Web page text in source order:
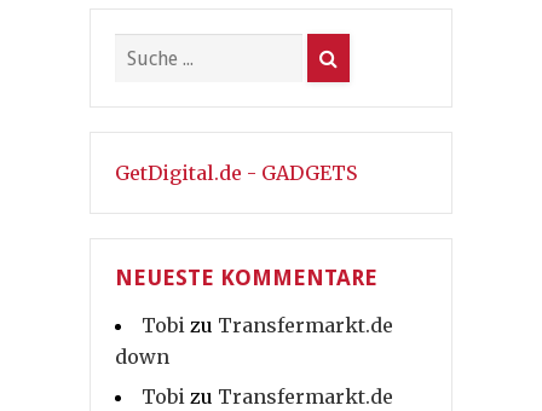
GetDigital.de - GADGETS
NEUESTE KOMMENTARE
Tobi zu Transfermarkt.de
down
Tobi zu Transfermarkt.de